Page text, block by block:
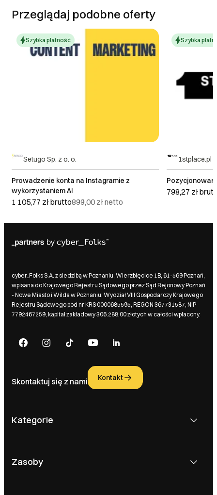
Przeglądaj podobne oferty
Szybka płatność
Setugo Sp. z o. o.
Prowadzenie konta na Instagramie z
wykorzystaniem AI
1 105,77 zł brutto899,00 zł netto
Szybka
1stplace.pl
798,27 zł
cyber_Folks S.A. z siedzibą w Poznaniu, Wierzbięcice 1B, 61-569 Poznań,
wpisana do Krajowego Rejestru Sądowego przez Sąd Rejonowy Poznań
- Nowe Miasto i Wilda w Poznaniu, Wydział VIII Gospodarczy Krajowego
Rejestru Sądowego pod nr KRS 0000685595, REGON 367731587, NIP
7792467259, kapitał zakładowy 306.288,00 złotych w całości wpłacony.
Skontaktuj się z nami Kontakt
Kategorie
Zasoby